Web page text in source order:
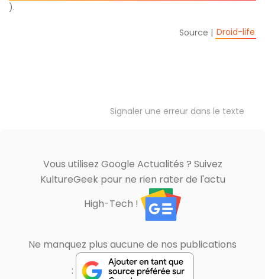
).
Source | Droid-life
Signaler une erreur dans le texte
Vous utilisez Google Actualités ? Suivez
KultureGeek pour ne rien rater de l'actu
High-Tech !
Ne manquez plus aucune de nos publications
: